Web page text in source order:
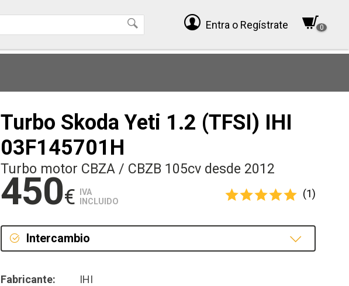
Entra o Regístrate 0
Turbo Skoda Yeti 1.2 (TFSI) IHI
03F145701H
Turbo motor CBZA / CBZB 105cv desde 2012
450€
IVA
INCLUIDO
(1)
Intercambio
Fabricante:
IHI